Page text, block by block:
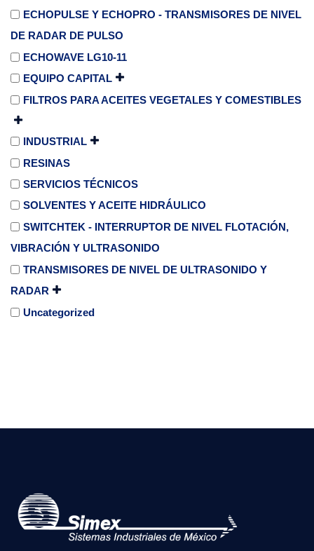
ECHOPULSE Y ECHOPRO - TRANSMISORES DE NIVEL
DE RADAR DE PULSO
ECHOWAVE LG10-11
EQUIPO CAPITAL
FILTROS PARA ACEITES VEGETALES Y COMESTIBLES
INDUSTRIAL
RESINAS
SERVICIOS TÉCNICOS
SOLVENTES Y ACEITE HIDRÁULICO
SWITCHTEK - INTERRUPTOR DE NIVEL FLOTACIÓN,
VIBRACIÓN Y ULTRASONIDO
TRANSMISORES DE NIVEL DE ULTRASONIDO Y
RADAR
Uncategorized